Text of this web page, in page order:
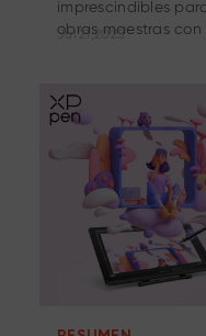
imprescindibles
obras maestras
Jul 21,2025